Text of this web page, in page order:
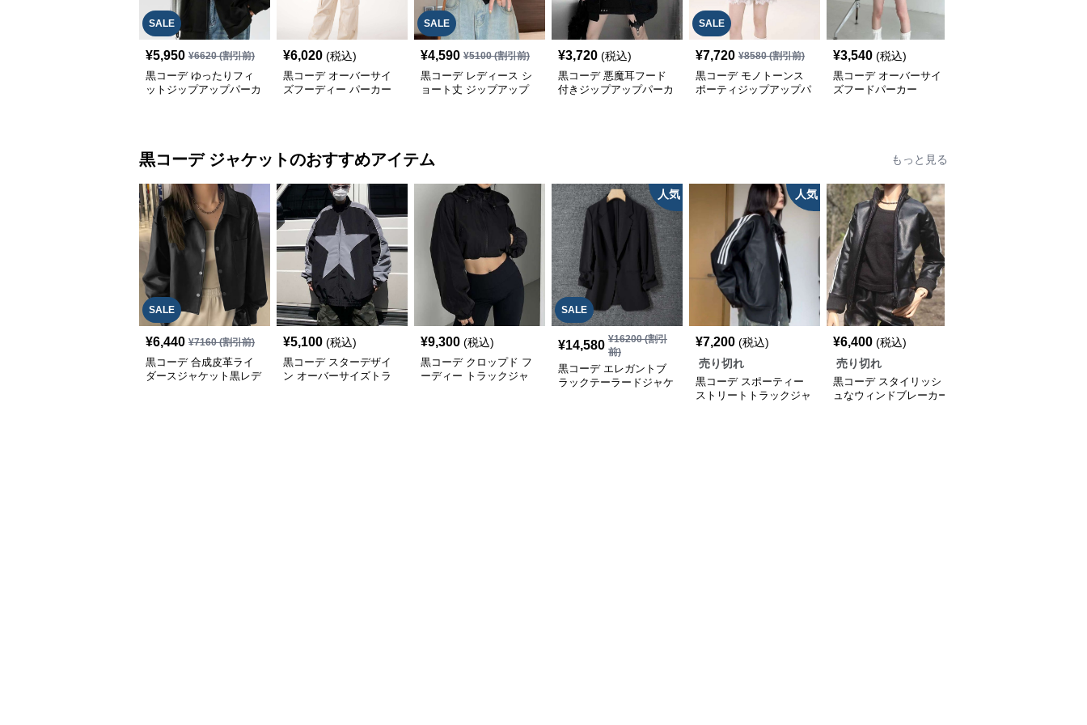
SALE
¥5,950 ¥6620(割引前)
黒コーデ ゆったりフィ
ットジップアップパーカ
¥6,020 (税込)
黒コーデ オーバーサイ
ズフーディー パーカー
SALE
¥4,590 ¥5100(割引前)
黒コーデ レディース シ
ョート丈 ジップアップ
¥3,720 (税込)
黒コーデ 悪魔耳フード
付きジップアップパーカ
SALE
¥7,720 ¥8580(割引前)
黒コーデ モノトーンス
ポーティジップアップパ
¥3,540 (税込)
黒コーデ オーバーサイ
ズフードパーカー
黒コーデ ジャケットのおすすめアイテム もっと見る
SALE
¥6,440 ¥7160(割引前)
黒コーデ 合成皮革ライ
ダースジャケット黒レデ
¥5,100 (税込)
黒コーデ スターデザイ
ン オーバーサイズトラ
¥9,300 (税込)
黒コーデ クロップド フ
ーディー トラックジャ
SALE
人気
¥14,580 ¥16200(割引
前)
黒コーデ エレガントブ
ラックテーラードジャケ
人気
¥7,200 (税込)
売り切れ
黒コーデ スポーティー
ストリートトラックジャ
¥6,400 (税込)
売り切れ
黒コーデ スタイリッシ
ュなウィンドブレーカー